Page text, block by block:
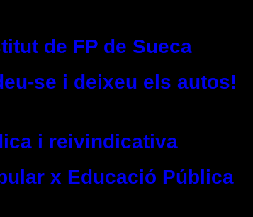
de FP de Sueca
se i deixeu els autos!
i reivindicativa
x Educació Pública